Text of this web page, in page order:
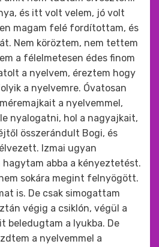
és itt volt velem, jó volt
magam felé fordítottam, és
Nem köröztem, nem tettem
a félelmetesen édes finom
a nyelvem, éreztem hogy
a nyelvemre. Óvatosan
a nyelvemmel,
nyalogatni, hol a nagyajkait,
összerándult Bogi, és
Izmai ugyan
hagytam abba a kényeztetést.
sokára megint felnyögött.
is. De csak simogattam
végig a csiklón, végül a
beledugtam a lyukba. De
a nyelvemmel a